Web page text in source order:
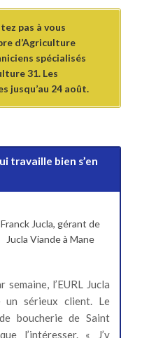
pas à vous
d’Agriculture
spécialisés
31. Les
jusqu’au 24 août.
travaille bien s’en
Franck Jucla, gérant de
Jucla Viande à Mane
l’EURL Jucla
un sérieux client. Le
boucherie de Saint
l’intéresser. « J’y